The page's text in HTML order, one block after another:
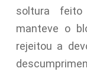
soltura feito
manteve o
rejeitou a